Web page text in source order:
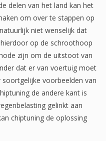
delen van het land kan het
om over te stappen op
niet wenselijk dat
op de schroothoop
zijn om de uitstoot van
dat er van voertuig moet
voorbeelden van
de andere kant is
gelinkt aan
chiptuning de oplossing